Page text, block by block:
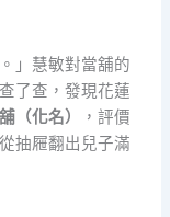
」慧敏對當舖的
了查，發現花蓮
（化名）
，評價
抽屜翻出兒子滿